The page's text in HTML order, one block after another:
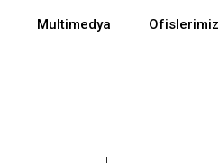
Multimedya Ofislerimiz